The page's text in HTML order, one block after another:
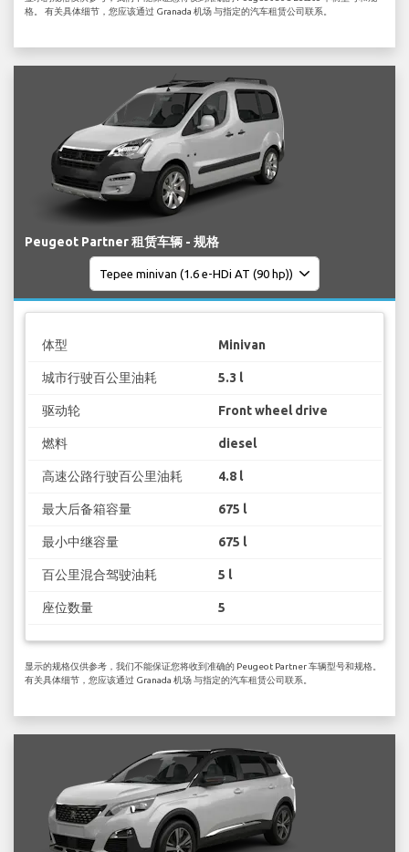
格。 有关具体细节，您应该通过 Granada 机场 与指定的汽车租赁公司联系。
Peugeot Partner 租赁车辆 - 规格
体型 Minivan
城市行驶百公里油耗 5.3 l
驱动轮 Front wheel drive
燃料 diesel
高速公路行驶百公里油耗 4.8 l
最大后备箱容量 675 l
最小中继容量 675 l
百公里混合驾驶油耗 5 l
座位数量 5
显示的规格仅供参考，我们不能保证您将收到准确的 Peugeot Partner 车辆型号和规格。
有关具体细节，您应该通过 Granada 机场 与指定的汽车租赁公司联系。